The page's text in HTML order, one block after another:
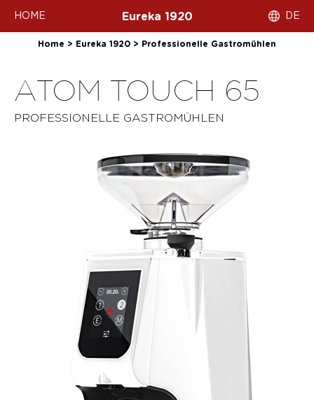
HOME Eureka 1920 DE
Home > Eureka 1920 > Professionelle Gastromühlen
ATOM TOUCH 65
PROFESSIONELLE GASTROMÜHLEN